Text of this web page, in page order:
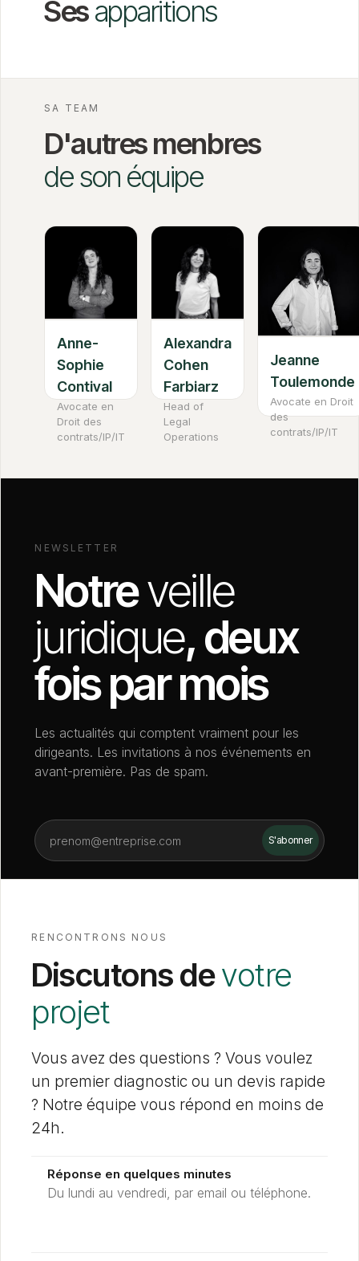
Sesapparitions
SA TEAM
D'autres menbres
de son équipe
Anne-
Sophie
Contival
Avocate en
Droit des
contrats/IP/IT
Alexandra
Cohen
Farbiarz
Head of
Legal
Operations
Jeanne
Toulemonde
Avocate en Droit
des
contrats/IP/IT
NEWSLETTER
Notreveille
juridique, deux
fois par mois
Les actualités qui comptent vraiment pour les
dirigeants. Les invitations à nos événements en
avant-première. Pas de spam.
RENCONTRONS NOUS
Discutons devotre
projet
Vous avez des questions ? Vous voulez
un premier diagnostic ou un devis rapide
? Notre équipe vous répond en moins de
24h.
Réponse en quelques minutes
Du lundi au vendredi, par email ou téléphone.